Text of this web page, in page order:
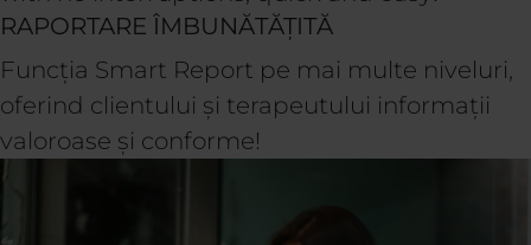
RAPORTARE ÎMBUNĂTĂȚITĂ
Funcția Smart Report pe mai multe niveluri,
oferind clientului și terapeutului informații
valoroase și conforme!